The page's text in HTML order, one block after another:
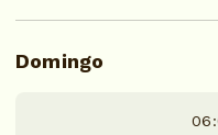
Domingo